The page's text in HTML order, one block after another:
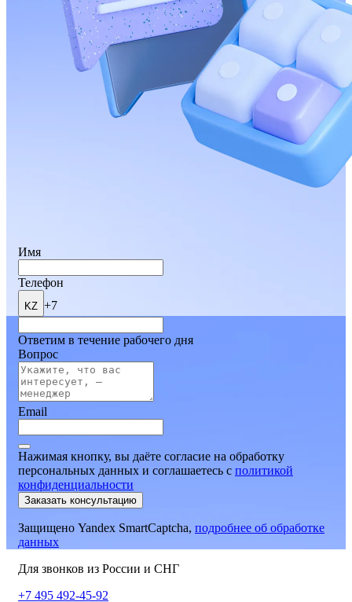
Имя
Телефон
KZ +7
Ответим в течение рабочего дня
Вопрос
Email
Нажимая кнопку, вы даёте согласие на обработку
персональных данных и соглашаетесь c политикой
конфиденциальности
Заказать консультацию
Защищено Yandex SmartCaptcha, подробнее об обработке
данных
Для звонков из России и СНГ
+7 495 492-45-92